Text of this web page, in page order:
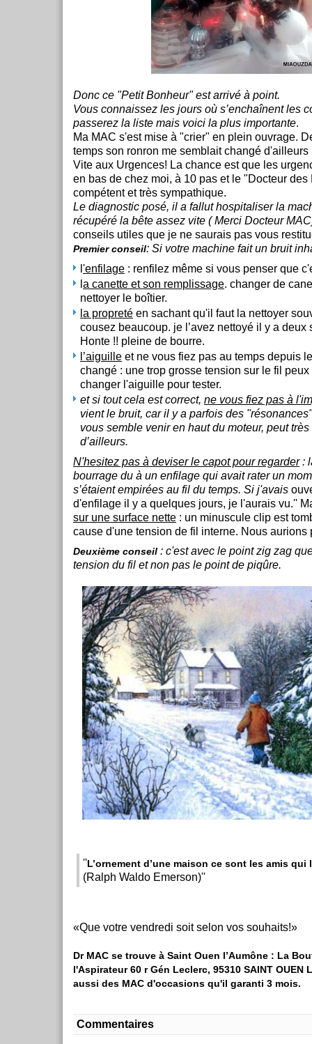
Donc ce "Petit Bonheur" est arrivé à point.
Vous connaissez les jours où s’enchaînent les
passerez la liste mais voici la plus importante.
Ma MAC s'est mise à "crier" en plein ouvrage.
temps son ronron me semblait changé d'ailleurs
Vite aux Urgences! La chance est que les
en bas de chez moi, à 10 pas et le "Docteur des
compétent et très sympathique.
Le diagnostic posé, il a fallut hospitaliser la
récupéré la bête assez vite ( Merci Docteur
conseils utiles que je ne saurais pas vous
Premier conseil: Si votre machine fait un bruit
'enfilage : renfilez même si vous penser que
a canette et son remplissage. changer de
nettoyer le boîtier.
la propreté en sachant qu'il faut la nettoyer
cousez beaucoup. je l’avez nettoyé il y a deux
Honte !! pleine de bourre.
l’aiguille et ne vous fiez pas au temps depuis
changé : une trop grosse tension sur le fil peux
changer l'aiguille pour tester.
et si tout cela est correct, ne vous fiez pas à
vient le bruit, car il y a parfois des
vous semble venir en haut du moteur, peut
d’ailleurs.
N'hesitez pas à deviser le capot pour regarder:
bourrage du à un enfilage qui avait rater un
s’étaient empirées au fil du temps. Si j'avais
d'enfilage il y a quelques jours, je l'aurais vu.''
sur une surface nette : un minuscule clip est
cause d'une tension de fil interne. Nous aurions
Deuxième conseil : c'est avec le point zig zag
tension du fil et non pas le point de piqûre.
''L’ornement d’une maison ce sont les amis qui
(Ralph Waldo Emerson)''
Que votre vendredi soit selon vos souhaits!
Dr MAC se trouve à Saint Ouen l’Aumône : La
l'Aspirateur 60 r Gén Leclerc, 95310 SAINT OUEN
aussi des MAC d'occasions qu'il garanti 3 mois.
Commentaires